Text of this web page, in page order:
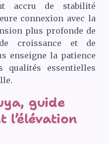
accru de stabilité
connexion avec la
plus profonde de
croissance et de
enseigne la patience
qualités essentielles
guide
l’élévation